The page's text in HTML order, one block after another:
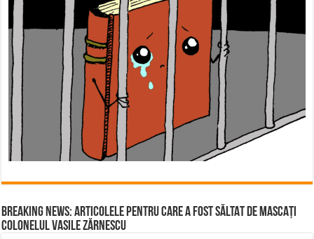
BREAKING NEWS: ARTICOLELE PENTRU CARE A FOST SĂLTAT DE MASCAȚI
COLONELUL VASILE ZĂRNESCU